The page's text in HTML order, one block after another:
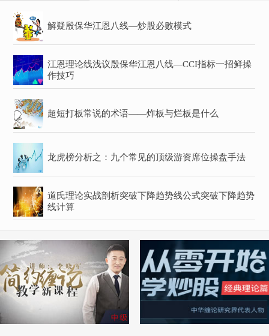
解疑殷保华江恩八线—炒股必败模式
江恩理论线浅议殷保华江恩八线—CCI指标一招鲜操
作技巧
超短打板常说的术语——炸板与烂板是什么
龙虎榜分析之：九个常见的顶级游资席位操盘手法
道氏理论实战剖析突破下降趋势线公式突破下降趋势
线计算